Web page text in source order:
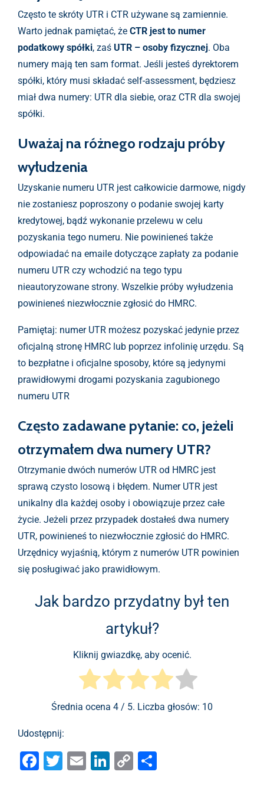
Często te skróty UTR i CTR używane są zamiennie.
Warto jednak pamiętać, że CTR jest to numer
podatkowy spółki, zaś UTR – osoby fizycznej. Oba
numery mają ten sam format. Jeśli jesteś dyrektorem
spółki, który musi składać self-assessment, będziesz
miał dwa numery: UTR dla siebie, oraz CTR dla swojej
spółki.
Uważaj na różnego rodzaju próby
wyłudzenia
Uzyskanie numeru UTR jest całkowicie darmowe, nigdy
nie zostaniesz poproszony o podanie swojej karty
kredytowej, bądź wykonanie przelewu w celu
pozyskania tego numeru. Nie powinieneś także
odpowiadać na emaile dotyczące zapłaty za podanie
numeru UTR czy wchodzić na tego typu
nieautoryzowane strony. Wszelkie próby wyłudzenia
powinieneś niezwłocznie zgłosić do HMRC.
Pamiętaj: numer UTR możesz pozyskać jedynie przez
oficjalną stronę HMRC lub poprzez infolinię urzędu. Są
to bezpłatne i oficjalne sposoby, które są jedynymi
prawidłowymi drogami pozyskania zagubionego
numeru UTR
Często zadawane pytanie: co, jeżeli
otrzymałem dwa numery UTR?
Otrzymanie dwóch numerów UTR od HMRC jest
sprawą czysto losową i błędem. Numer UTR jest
unikalny dla każdej osoby i obowiązuje przez całe
życie. Jeżeli przez przypadek dostałeś dwa numery
UTR, powinieneś to niezwłocznie zgłosić do HMRC.
Urzędnicy wyjaśnią, którym z numerów UTR powinien
się posługiwać jako prawidłowym.
Jak bardzo przydatny był ten
artykuł?
Kliknij gwiazdkę, aby ocenić.
Średnia ocena 4 / 5. Liczba głosów: 10
Udostępnij:
F
T
E
Li
C